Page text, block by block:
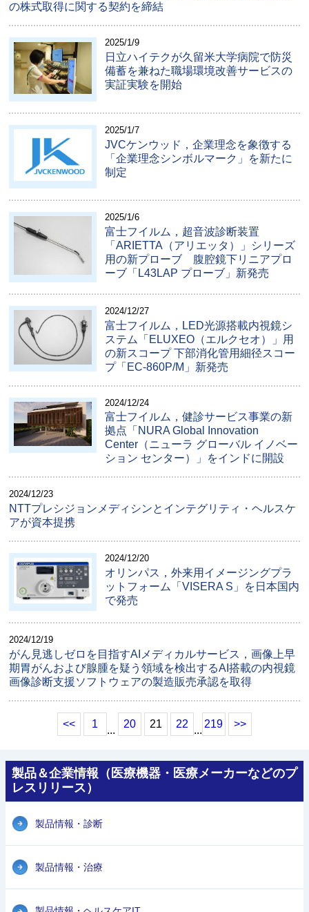
の株式取得に関する契約を締結
2025/1/9
日立ハイテクが久留米大学病院で防災
備蓄を兼ねた職場環境改善サービスの
実証実験を開始
2025/1/7
JVCケンウッド，企業理念を象徴する
「企業理念シンボルマーク」を新たに
制定
2025/1/6
富士フイルム，超音波診断装置
「ARIETTA（アリエッタ）」シリーズ
用の新プローブ 腹腔鏡下リニアプロ
ーブ「L43LAP プローブ」新発売
2024/12/27
富士フイルム，LED光源搭載内視鏡シ
ステム「ELUXEO（エルクセオ）」用
の新スコープ 下部消化管用細径スコー
プ「EC-860P/M」新発売
2024/12/24
富士フイルム，健診サービス事業の新
拠点「NURA Global Innovation
Center（ニューラ グローバル イノベー
ション センター）」をインドに開設
2024/12/23
NTTプレシジョンメディシンとインテグリティ・ヘルスケ
アが資本提携
2024/12/20
オリンパス，外来用イメージングプラ
ットフォーム「VISERA S」を日本国内
で発売
2024/12/19
がん見逃しゼロを目指すAIメディカルサービス，画像上早
期胃がんおよび腺腫を疑う領域を検出するAI搭載の内視鏡
画像診断支援ソフトウェアの製造販売承認を取得
<< 1
...
20 21 22
...
219 >>
製品＆企業情報（医療機器・医療メーカーなどのプ
レスリリース）
製品情報・診断
製品情報・治療